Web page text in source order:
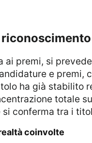
ai premi, si
e premi,
ha già stabilito
totale
si conferma tra i
coinvolte